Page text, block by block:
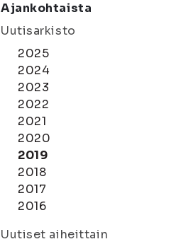
Ajankohtaista
Uutisarkisto
2025
2024
2023
2022
2021
2020
2019
2018
2017
2016
Uutiset aiheittain